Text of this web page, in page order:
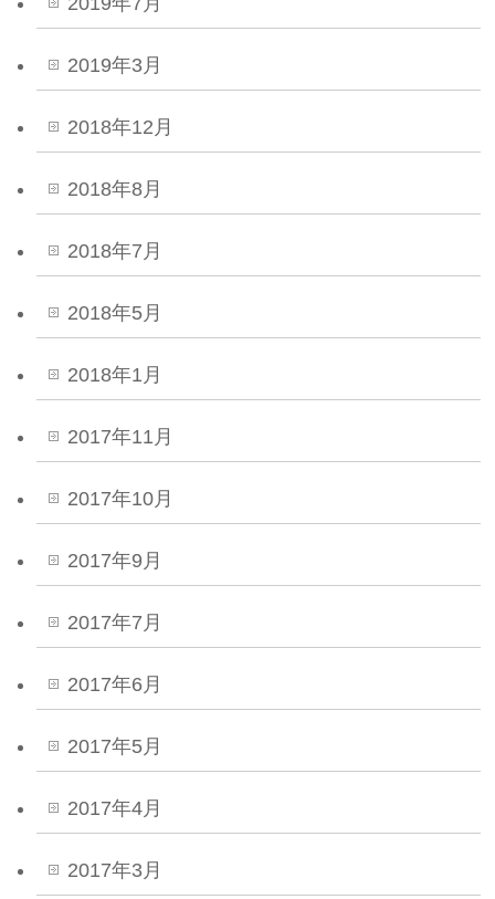
2019年3月
2018年12月
2018年8月
2018年7月
2018年5月
2018年1月
2017年11月
2017年10月
2017年9月
2017年7月
2017年6月
2017年5月
2017年4月
2017年3月